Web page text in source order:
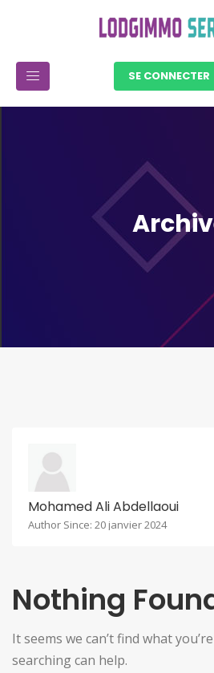
SE CONNECTER
Mohamed Ali Abdellaoui
Author Since: 20 janvier 2024
Nothing
It seems we can’t find what
searching can help.